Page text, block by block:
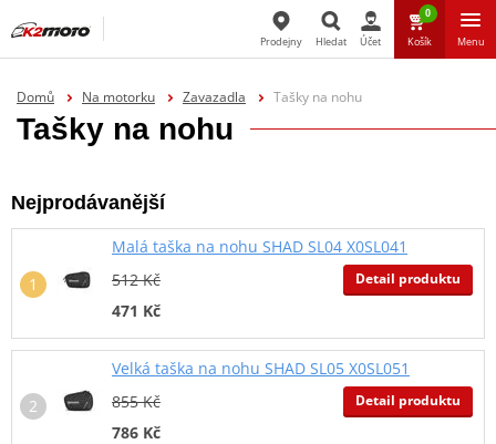
Prodejny Hledat Účet
0
Košík Menu
Domů Na motorku Zavazadla Tašky na nohu
Tašky na nohu
Nejprodávanější
Malá taška na nohu SHAD SL04 X0SL041
512 Kč
471 Kč
Detail produktu
Velká taška na nohu SHAD SL05 X0SL051
855 Kč
786 Kč
Detail produktu